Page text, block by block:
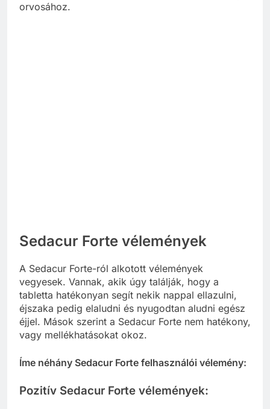
orvosához.
Sedacur Forte vélemények
A Sedacur Forte-ról alkotott vélemények
vegyesek. Vannak, akik úgy találják, hogy a
tabletta hatékonyan segít nekik nappal ellazulni,
éjszaka pedig elaludni és nyugodtan aludni egész
éjjel. Mások szerint a Sedacur Forte nem hatékony,
vagy mellékhatásokat okoz.
Íme néhány Sedacur Forte felhasználói vélemény:
Pozitív Sedacur Forte vélemények: